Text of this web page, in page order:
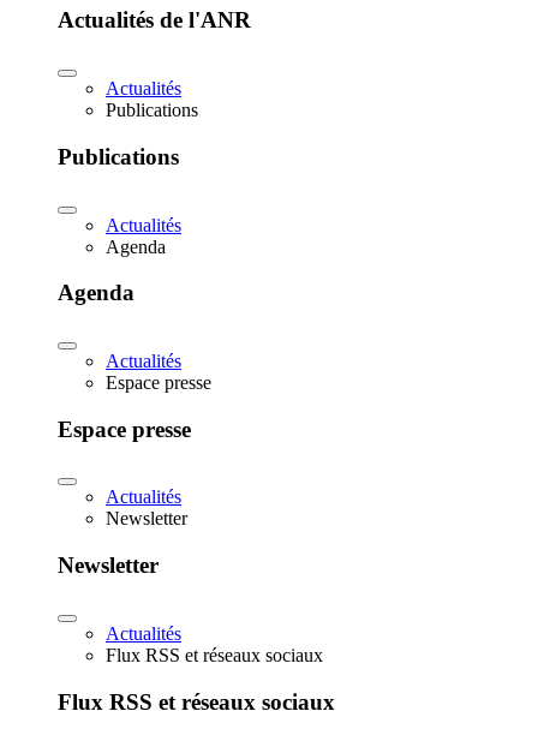
Actualités de l'ANR
Actualités
Publications
Publications
Actualités
Agenda
Agenda
Actualités
Espace presse
Espace presse
Actualités
Newsletter
Newsletter
Actualités
Flux RSS et réseaux sociaux
Flux RSS et réseaux sociaux